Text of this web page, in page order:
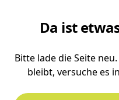
Da ist
Bitte lade die Seite
bleibt, versuche es